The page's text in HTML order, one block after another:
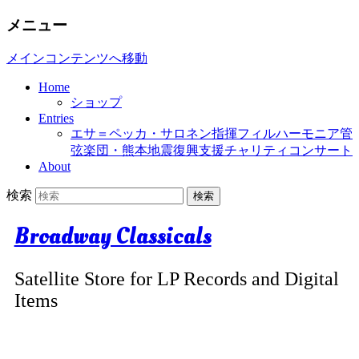
メニュー
メインコンテンツへ移動
Home
ショップ
Entries
エサ＝ペッカ・サロネン指揮フィルハーモニア管
弦楽団・熊本地震復興支援チャリティコンサート
About
検索
Broadway Classicals
Satellite Store for LP Records and Digital
Items